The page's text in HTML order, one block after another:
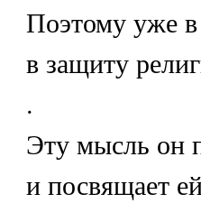
Поэтому уже в
в защиту
.
Эту мысль он
и посвящает